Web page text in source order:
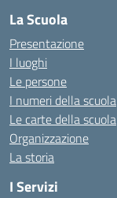
La Scuola
Presentazione
I luoghi
Le persone
I numeri della scuola
Le carte della scuola
Organizzazione
La storia
I Servizi